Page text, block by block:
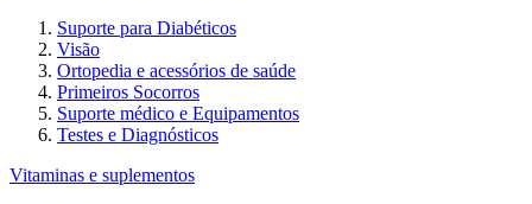
Suporte para Diabéticos
Visão
Ortopedia e acessórios de saúde
Primeiros Socorros
Suporte médico e Equipamentos
Testes e Diagnósticos
Vitaminas e suplementos